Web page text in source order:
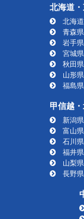
北海道
北海道
青森県
岩手県
宮城県
秋田県
山形県
福島県
甲信越
新潟県
富山県
石川県
福井県
山梨県
長野県